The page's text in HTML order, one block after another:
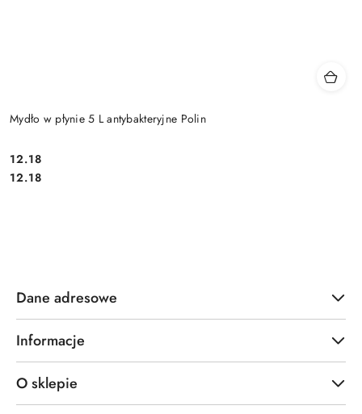
Mydło w płynie 5 L antybakteryjne Polin
Cena:
12.18
Cena:
12.18
Dane adresowe
Informacje
O sklepie